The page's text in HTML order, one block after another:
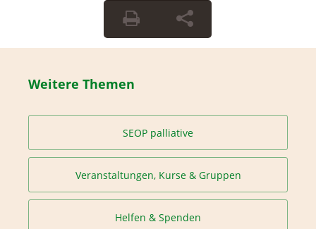
Weitere Themen
SEOP palliative
Veranstaltungen, Kurse & Gruppen
Helfen & Spenden